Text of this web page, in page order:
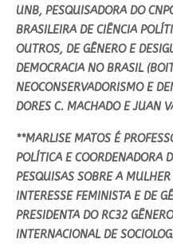
UNB, PESQUISADORA DO
BRASILEIRA DE CIÊNCIA
OUTROS, DE GÊNERO E
DEMOCRACIA NO BRASIL
NEOCONSERVADORISMO E
DORES C. MACHADO E JUAN
**MARLISE MATOS É
POLÍTICA E COORDENADORA
PESQUISAS SOBRE A
INTERESSE FEMINISTA E DE
PRESIDENTA DO RC32
INTERNACIONAL DE